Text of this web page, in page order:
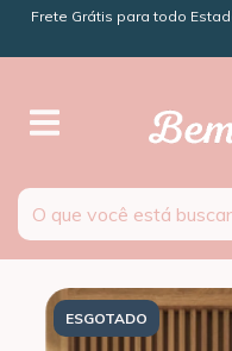
Frete Grátis para todo
ESGOTADO